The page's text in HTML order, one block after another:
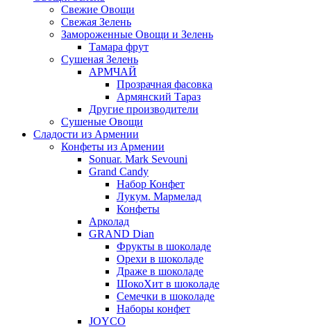
Свежие Овощи
Свежая Зелень
Замороженные Овощи и Зелень
Тамара фрут
Сушеная Зелень
АРМЧАЙ
Прозрачная фасовка
Армянский Тараз
Другие производители
Сушеные Овощи
Сладости из Армении
Конфеты из Армении
Sonuar. Mark Sevouni
Grand Candy
Набор Конфет
Лукум. Мармелад
Конфеты
Арколад
GRAND Dian
Фрукты в шоколаде
Орехи в шоколаде
Драже в шоколаде
ШокоХит в шоколаде
Семечки в шоколаде
Наборы конфет
JOYCO